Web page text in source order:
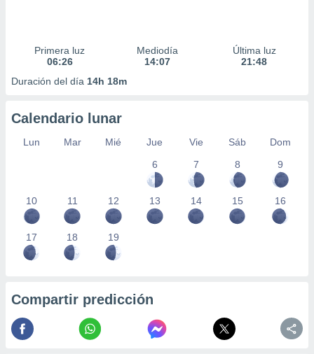
Primera luz
06:26
Mediodía
14:07
Última luz
21:48
Duración del día 14h 18m
Calendario lunar
Lun Mar Mié Jue Vie Sáb
Dom
6
7 8 9
10 11 12 13 14 15 16
17 18 19
Compartir predicción